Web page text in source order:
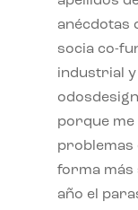
anécdotas
socia co-
industrial
porque me
problemas
forma más
año el